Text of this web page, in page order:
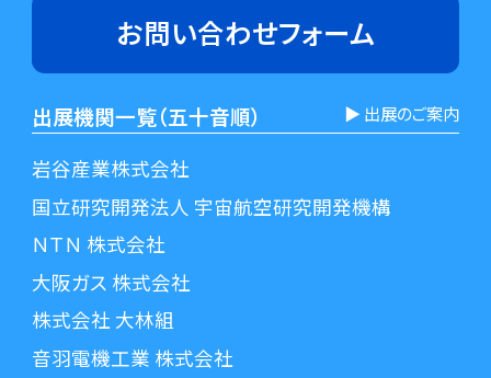
お問い合わせフォーム
出展機関一覧（五十音順） ▶︎ 出展のご案内
岩谷産業株式会社
国立研究開発法人 宇宙航空研究開発機構
ＮＴＮ 株式会社
大阪ガス 株式会社
株式会社 大林組
音羽電機工業 株式会社